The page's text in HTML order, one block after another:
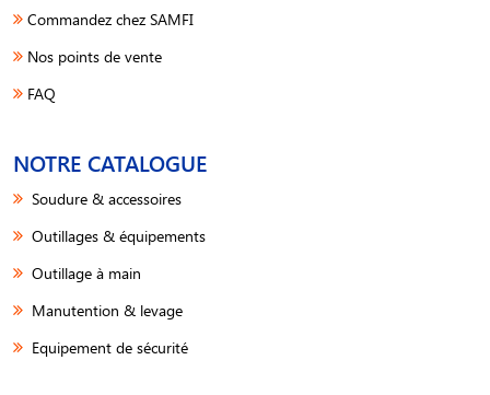
Commandez chez SAMFI
Nos points de vente
FAQ
NOTRE CATALOGUE
Soudure & accessoires
Outillages & équipements
Outillage à main
Manutention & levage
Equipement de sécurité